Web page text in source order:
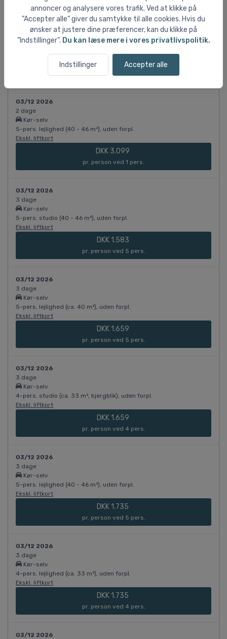
annoncer og analysere vores trafik. Ved at klikke på
”Accepter alle” giver du samtykke til alle cookies. Hvis du
ønsker at justere dine præferencer, kan du klikke på
”Indstillinger”. Du kan læse mere i vores privatlivspolitik.
Indstillinger Accepter alle
03/12 2026
2 dage
Kør-selv
5-pers. lejlighed (ca. 40 m²), uden forpl.
DKK 2.720
pr. person ved 1 pers.
03/12 2026
2 dage
Kør-selv
5-pers. lejlighed (40 - 46 m²), uden forpl.
Ekskl. liftkort
DKK 3.099
pr. person ved 1 pers.
03/12 2026
3 dage
Kør-selv
5-pers. studio (40 - 46 m²), uden forpl.
Ekskl. liftkort
DKK 1.583
pr. person ved 5 pers.
03/12 2026
3 dage
Kør-selv
5-pers. lejlighed (ca. 40 m²), uden forpl.
Ekskl. liftkort
DKK 1.659
pr. person ved 5 pers.
03/12 2026
3 dage
Kør-selv
4-pers. studio (ca. 33 m², bjergblik), uden forpl.
Ekskl. liftkort
DKK 1.659
pr. person ved 4 pers.
03/12 2026
3 dage
Kør-selv
5-pers. lejlighed (40 - 46 m²), uden forpl.
Ekskl. liftkort
DKK 1.735
pr. person ved 5 pers.
03/12 2026
3 dage
Kør-selv
4-pers. lejlighed (ca. 33 m²), uden forpl.
Ekskl. liftkort
DKK 1.735
pr. person ved 4 pers.
03/12 2026